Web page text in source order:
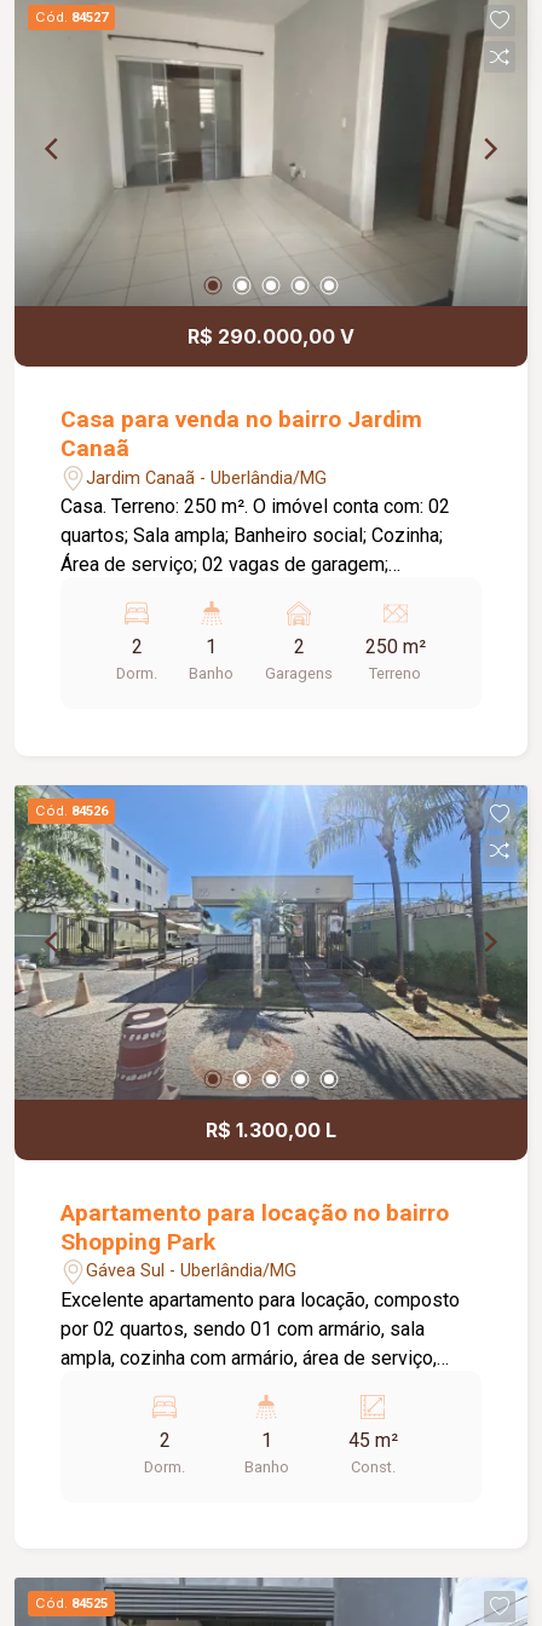
qualidade de vida; Diferenciais: Apartamento
localizado no 14º andar; Armários planejados em
todos os quartos; Ventiladores de teto nos
quartos; Aquecimento a gás nos banheiros;
Excelente localização, próxima a shopping,
faculdades, supermercados, restaurantes e
principais vias da região.
Cód. 84527
R$ 290.000,00 V
Casa para venda no bairro Jardim
Canaã
Jardim Canaã - Uberlândia/MG
Casa. Terreno: 250 m². O imóvel conta com: 02
quartos; Sala ampla; Banheiro social; Cozinha;
Área de serviço; 02 vagas de garagem;
ampliações ou área de lazer; Ambientes bem
distribuídos e com boa iluminação natural;
Excelente opção para morar ou investir.
2
Dorm.
1
Banho
2
Garagens
250 m²
Terreno
Cód. 84526
R$ 1.300,00 L
Apartamento para locação no bairro
Shopping Park
Gávea Sul - Uberlândia/MG
Excelente apartamento para locação, composto
por 02 quartos, sendo 01 com armário, sala
ampla, cozinha com armário, área de serviço,
pia, além de 01 vaga de estacionamento. O
condomínio oferece portaria 24 horas, playground
e quadra esportiva, proporcionando mais
2
Dorm.
1
Banho
45 m²
Const.
Cód. 84525